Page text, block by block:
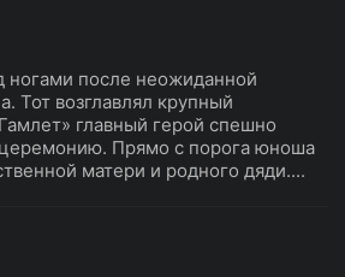
ногами после неожиданной
Тот возглавлял крупный
главный герой спешно
Прямо с порога юноша
матери и родного дяди....